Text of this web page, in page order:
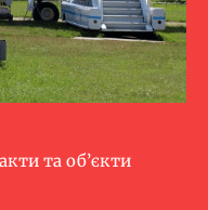
та об’єкти